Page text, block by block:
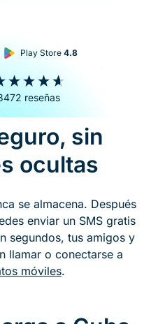
Play Store 4.8
reseñas
sin
ocultas
se almacena. Después
enviar un SMS gratis
segundos, tus amigos y
llamar o conectarse a
móviles.